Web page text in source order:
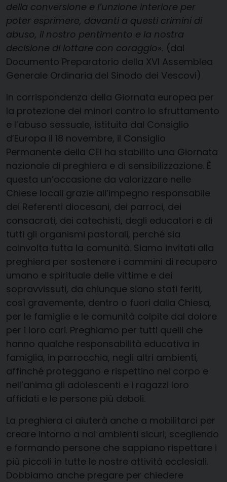
della conversione e l’unzione interiore per
poter esprimere, davanti a questi crimini di
abuso, il nostro pentimento e la nostra
decisione di lottare con coraggio». (dal
Documento Preparatorio della XVI Assemblea
Generale Ordinaria del Sinodo dei Vescovi)
In corrispondenza della Giornata europea per
la protezione dei minori contro lo sfruttamento
e l’abuso sessuale, istituita dal Consiglio
d’Europa il 18 novembre, il Consiglio
Permanente della CEI ha stabilito una Giornata
nazionale di preghiera e di sensibilizzazione. È
questa un’occasione da valorizzare nelle
Chiese locali grazie all’impegno responsabile
dei Referenti diocesani, dei parroci, dei
consacrati, dei catechisti, degli educatori e di
tutti gli organismi pastorali, perché sia
coinvolta tutta la comunità. Siamo invitati alla
preghiera per sostenere i cammini di recupero
umano e spirituale delle vittime e dei
sopravvissuti, da chiunque siano stati feriti,
così gravemente, dentro o fuori dalla Chiesa,
per le famiglie e le comunità colpite dal dolore
per i loro cari. Preghiamo per tutti quelli che
hanno qualche responsabilità educativa in
famiglia, in parrocchia, negli altri ambienti,
affinché proteggano e rispettino nel corpo e
nell’anima gli adolescenti e i ragazzi loro
affidati e le persone più deboli.
La preghiera ci aiuterà anche a mobilitarci per
creare intorno a noi ambienti sicuri, scegliendo
e formando persone che sappiano rispettare i
più piccoli in tutte le nostre attività ecclesiali.
Dobbiamo anche pregare per chiedere